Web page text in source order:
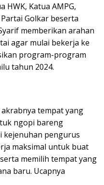
HWK, Katua AMPG,
Golkar beserta
memberikan arahan
agar mulai bekerja ke
program-program
tahun 2024.
tempat yang
ngopi bareng
pengurus
maksimal untuk buat
memilih tempat yang
baru. Ucapnya